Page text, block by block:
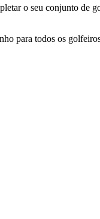
o seu conjunto de
para todos os